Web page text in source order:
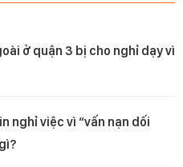
ở quận 3 bị cho nghỉ dạy vì
nghỉ việc vì “vấn nạn dối